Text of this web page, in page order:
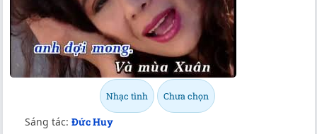
Nhạc tình Chưa chọn
Sáng tác: Đức Huy